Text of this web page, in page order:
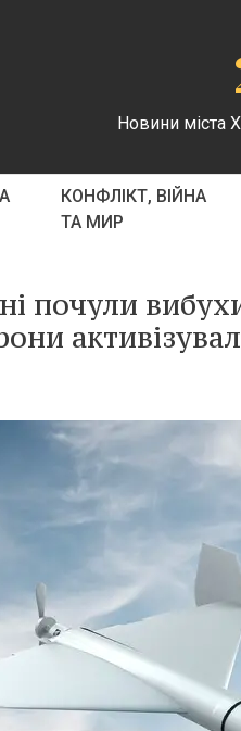
Новини міста
КОНФЛІКТ, ВІЙНА
ТА МИР
почули